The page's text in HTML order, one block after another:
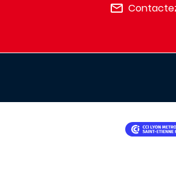
IMAGE